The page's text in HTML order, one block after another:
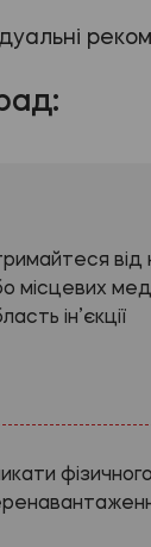
від
місцевих
ін’єкції
фізичного